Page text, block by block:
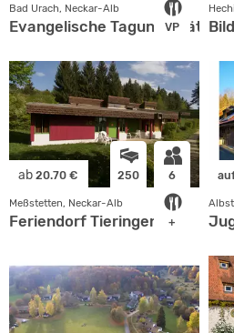
VP
Bad Urach, Neckar-Alb
Evangelische Tagungsstätte
ab 20.70 € 250 6
+
Meßstetten, Neckar-Alb
Feriendorf Tieringen